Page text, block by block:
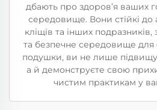
дбають про здоров’я ваших
середовище. Вони стійкі до
кліщів та інших
та безпечне середовище
подушки, ви не лише
а й демонструєте свою
чистим практикам у